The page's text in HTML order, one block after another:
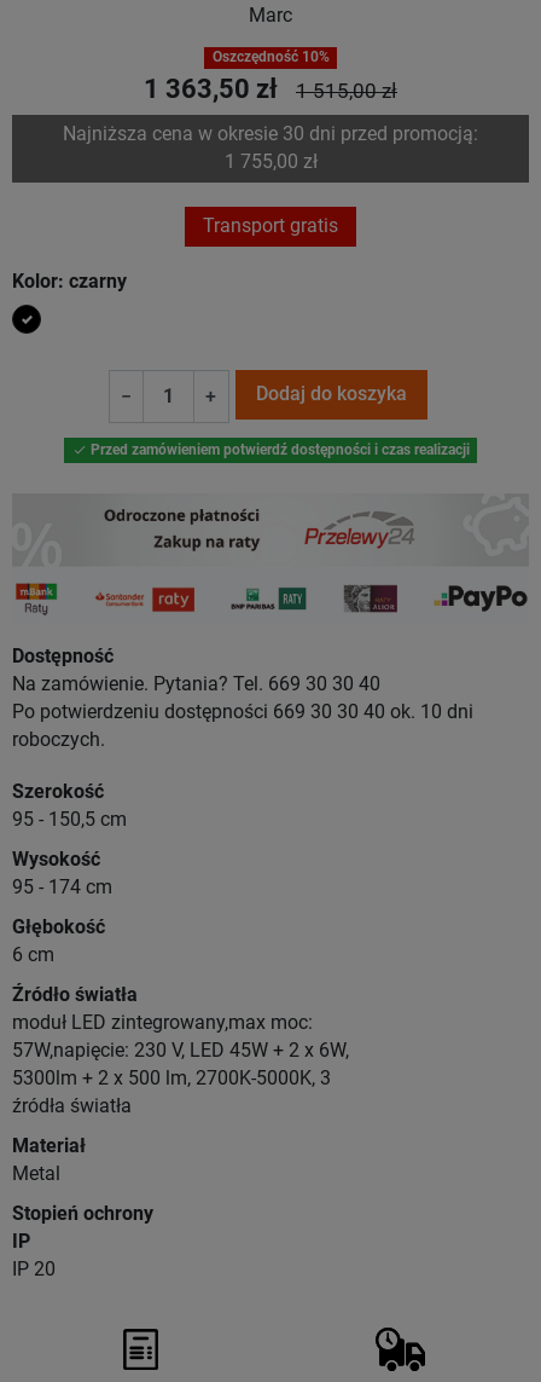
Marc
Oszczędność 10%
1 363,50 zł 1 515,00 zł
Najniższa cena w okresie 30 dni przed promocją:
1 755,00 zł
Transport gratis
Kolor: czarny
czarny
− + Dodaj do koszyka
 Przed zamówieniem potwierdź dostępności i czas realizacji
Dostępność
Na zamówienie. Pytania? Tel. 669 30 30 40
Po potwierdzeniu dostępności 669 30 30 40 ok. 10 dni
roboczych.
Szerokość
95 - 150,5 cm
Wysokość
95 - 174 cm
Głębokość
6 cm
Źródło światła
moduł LED zintegrowany,max moc:
57W,napięcie: 230 V, LED 45W + 2 x 6W,
5300lm + 2 x 500 lm, 2700K-5000K, 3
źródła światła
Materiał
Metal
Stopień ochrony
IP
IP 20